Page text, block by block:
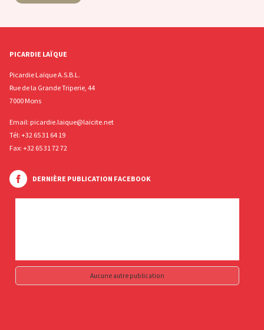
PICARDIE LAÏQUE
Picardie Laïque A.S.B.L.
Rue de la Grande Triperie, 44
7000 Mons
Email: picardie.laique@laicite.net
Tél: +32 65 31 64 19
Fax: +32 65 31 72 72
DERNIÈRE PUBLICATION FACEBOOK
Aucune autre publication